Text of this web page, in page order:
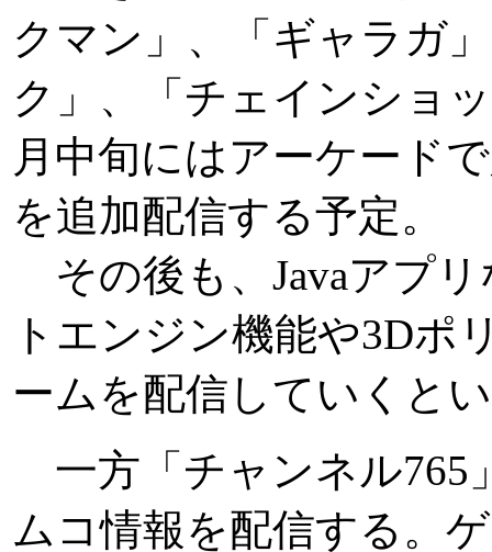
クマン」、「ギャラガ
ク」、「チェインショ
月中旬にはアーケード
を追加配信する予定。
その後も、Javaアプ
トエンジン機能や3Dポ
ームを配信していくと
一方「チャンネル765
ムコ情報を配信する。